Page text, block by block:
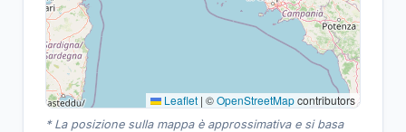
Leaflet | ©OpenStreetMapcontributors
* La posizione sulla mappa è approssimativa e si basa